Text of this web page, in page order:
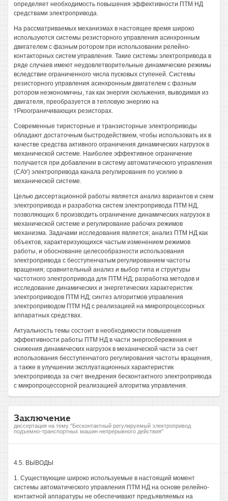
определяет необходимость повышения эффективности ПТМ НД
средствами электропривода.
На рассматриваемых механизмах в настоящее время широко
используются системы резисторного управления асинхронным
двигателем с фазным ротором при использовании релейно-
контакторных систем управления. Такие системы электропривода в
ряде случаев имеют неудовлетворительные динамические режимы
вследствие ограниченного числа пусковых ступеней. Системы
резисторного управления асинхронным двигателем с фазным
ротором неэкономичны, так как энергия скольжения, выводимая из
двигателя, преобразуется в тепловую энергию на
тРкоограничивающих резисторах.
Современные тиристорные и транзисторные электроприводы
обладают достаточным быстродействием, чтобы использовать их в
качестве средства активного ограничения динамических нагрузок в
механической системе. Наиболее эффективное ограничение
получается при добавлении в систему автоматического управления
(САУ) электропривода канала регулирования по усилию в
механической системе.
Целью диссертационной работы является анализ вариантов и схем
электропривода и разработка систем электропривода ПТМ НД,
позволяющих 6 производить ограничение динамических нагрузок в
механической системе и регулирование рабочих режимов
механизма. Задачами исследования является; анализ ПТМ НД как
объектов, характеризующихся частым изменением режимов
работы, и обоснование целесообразности использования
электропривода с бесступенчатым регулированием частоты
вращения; сравнительный анализ и выбор типа и структуры
частотного электропривода для ПТМ НД; разработка методов и
исследование динамических и энергетических характеристик
электроприводов ПТМ НД; синтез алгоритмов управления
электроприводом ПТМ НД с реализацией на микропроцессорных
аппаратных средствах.
Актуальность темы состоит в необходимости повышения
эффективности работы ПТМ НД в части энергосбережения и
снижения динамических нагрузок в механической части за счет
использования бесступенчатого регулирования частоты вращения,
а также в улучшении эксплуатационных характеристик
электропривода за счет внедрения бесконтактного электропривода
с микропроцессорной реализацией алгоритма управления.
Заключение
диссертация на тему "Бесконтактный регулируемый электропривод
подъемно-транспортных машин непрерывного действия"
4.5. ВЫВОДЫ
1. Существующие широко используемые в настоящий момент
системы автоматического управления ПТМ НД на основе релейно-
контактной аппаратуры не обеспечивают предъявляемых на